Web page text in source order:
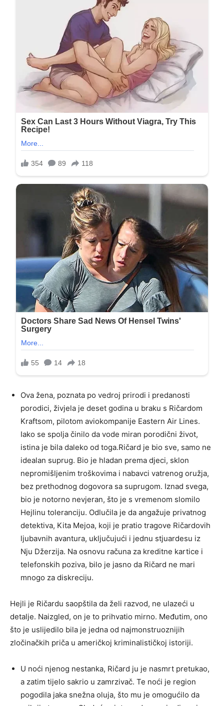
Ova žena, poznata po vedroj prirodi i predanosti
porodici, živjela je deset godina u braku s Ričardom
Kraftsom, pilotom aviokompanije Eastern Air Lines.
Iako se spolja činilo da vode miran porodični život,
istina je bila daleko od toga.Ričard je bio sve, samo ne
idealan suprug. Bio je hladan prema djeci, sklon
nepromišljenim troškovima i nabavci vatrenog oružja,
bez prethodnog dogovora sa suprugom. Iznad svega,
bio je notorno nevjeran, što je s vremenom slomilo
Hejlinu toleranciju. Odlučila je da angažuje privatnog
detektiva, Kita Mejoa, koji je pratio tragove Ričardovih
ljubavnih avantura, uključujući i jednu stjuardesu iz
Nju Džerzija. Na osnovu računa za kreditne kartice i
telefonskih poziva, bilo je jasno da Ričard ne mari
mnogo za diskreciju.
Hejli je Ričardu saopštila da želi razvod, ne ulazeći u
detalje. Naizgled, on je to prihvatio mirno. Međutim, ono
što je uslijedilo bila je jedna od najmonstruoznijih
zločinačkih priča u američkoj kriminalističkoj istoriji.
U noći njenog nestanka, Ričard ju je nasmrt pretukao,
a zatim tijelo sakrio u zamrzivač. Te noći je region
pogodila jaka snežna oluja, što mu je omogućilo da